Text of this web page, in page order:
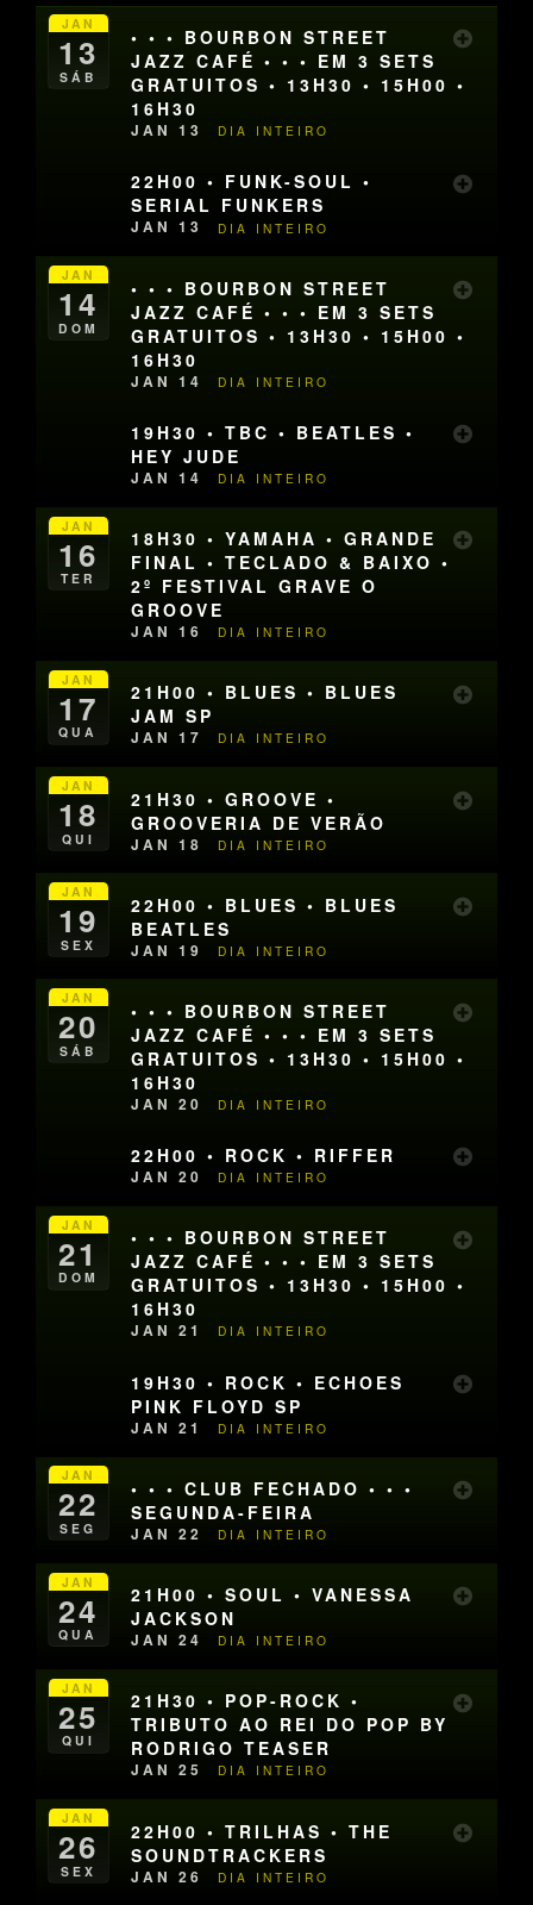
JAN
13
SÁB
• • • BOURBON STREET
JAZZ CAFÉ • • • EM 3 SETS
GRATUITOS • 13H30 • 15H00 •
16H30
JAN 13 DIA INTEIRO
22H00 • FUNK-SOUL •
SERIAL FUNKERS
JAN 13 DIA INTEIRO
JAN
14
DOM
• • • BOURBON STREET
JAZZ CAFÉ • • • EM 3 SETS
GRATUITOS • 13H30 • 15H00 •
16H30
JAN 14 DIA INTEIRO
19H30 • TBC • BEATLES •
HEY JUDE
JAN 14 DIA INTEIRO
JAN
16
TER
18H30 • YAMAHA • GRANDE
FINAL • TECLADO & BAIXO •
2º FESTIVAL GRAVE O
GROOVE
JAN 16 DIA INTEIRO
JAN
17
QUA
21H00 • BLUES • BLUES
JAM SP
JAN 17 DIA INTEIRO
JAN
18
QUI
21H30 • GROOVE •
GROOVERIA DE VERÃO
JAN 18 DIA INTEIRO
JAN
19
SEX
22H00 • BLUES • BLUES
BEATLES
JAN 19 DIA INTEIRO
JAN
20
SÁB
• • • BOURBON STREET
JAZZ CAFÉ • • • EM 3 SETS
GRATUITOS • 13H30 • 15H00 •
16H30
JAN 20 DIA INTEIRO
22H00 • ROCK • RIFFER
JAN 20 DIA INTEIRO
JAN
21
DOM
• • • BOURBON STREET
JAZZ CAFÉ • • • EM 3 SETS
GRATUITOS • 13H30 • 15H00 •
16H30
JAN 21 DIA INTEIRO
19H30 • ROCK • ECHOES
PINK FLOYD SP
JAN 21 DIA INTEIRO
JAN
22
SEG
• • • CLUB FECHADO • • •
SEGUNDA-FEIRA
JAN 22 DIA INTEIRO
JAN
24
QUA
21H00 • SOUL • VANESSA
JACKSON
JAN 24 DIA INTEIRO
JAN
25
QUI
21H30 • POP-ROCK •
TRIBUTO AO REI DO POP BY
RODRIGO TEASER
JAN 25 DIA INTEIRO
JAN
26
SEX
22H00 • TRILHAS • THE
SOUNDTRACKERS
JAN 26 DIA INTEIRO